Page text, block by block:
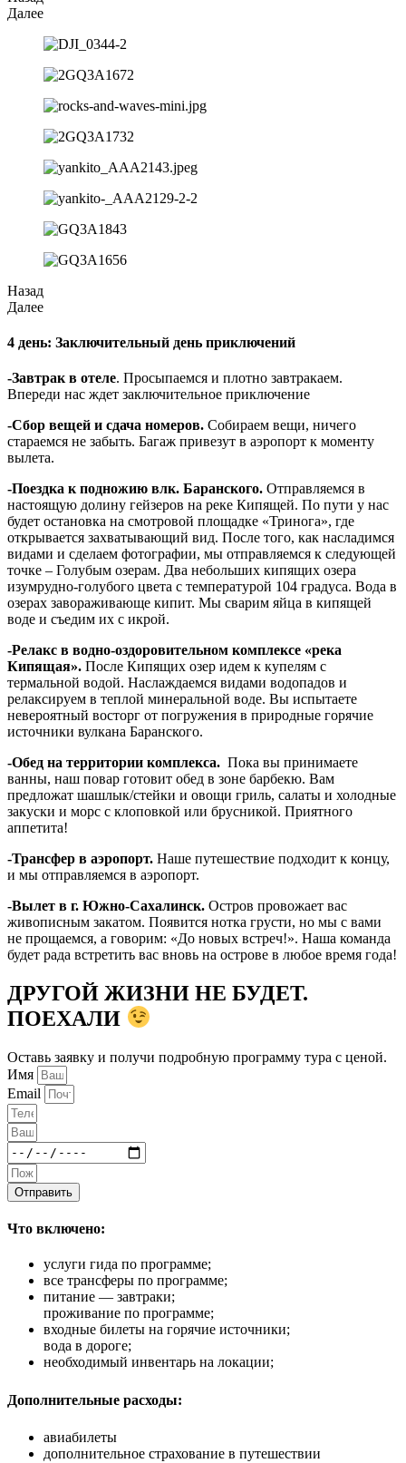
Далее
Назад
Далее
4 день: Заключительный день приключений
-Завтрак в отеле. Просыпаемся и плотно завтракаем.
Впереди нас ждет заключительное приключение
-Сбор вещей и сдача номеров. Собираем вещи, ничего
стараемся не забыть. Багаж привезут в аэропорт к моменту
вылета.
-Поездка к подножию влк. Баранского. Отправляемся в
настоящую долину гейзеров на реке Кипящей. По пути у нас
будет остановка на смотровой площадке «Тринога», где
открывается захватывающий вид. После того, как насладимся
видами и сделаем фотографии, мы отправляемся к следующей
точке – Голубым озерам. Два небольших кипящих озера
изумрудно-голубого цвета с температурой 104 градуса. Вода в
озерах завораживающе кипит. Мы сварим яйца в кипящей
воде и съедим их с икрой.
-Релакс в водно-оздоровительном комплексе «река
Кипящая». После Кипящих озер идем к купелям с
термальной водой. Наслаждаемся видами водопадов и
релаксируем в теплой минеральной воде. Вы испытаете
невероятный восторг от погружения в природные горячие
источники вулкана Баранского.
-Обед на территории комплекса. Пока вы принимаете
ванны, наш повар готовит обед в зоне барбекю. Вам
предложат шашлык/стейки и овощи гриль, салаты и холодные
закуски и морс с клоповкой или брусникой. Приятного
аппетита!
-Трансфер в аэропорт. Наше путешествие подходит к концу,
и мы отправляемся в аэропорт.
-Вылет в г. Южно-Сахалинск. Остров провожает вас
живописным закатом. Появится нотка грусти, но мы с вами
не прощаемся, а говорим: «До новых встреч!». Наша команда
будет рада встретить вас вновь на острове в любое время года!
ДРУГОЙ ЖИЗНИ НЕ БУДЕТ.
ПОЕХАЛИ
Оставь заявку и получи подробную программу тура с ценой.
Имя
Email
Отправить
Что включено:
услуги гида по программе;
все трансферы по программе;
питание — завтраки;
проживание по программе;
входные билеты на горячие источники;
вода в дороге;
необходимый инвентарь на локации;
Дополнительные расходы:
авиабилеты
дополнительное страхование в путешествии